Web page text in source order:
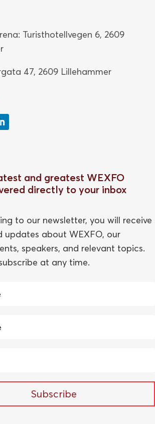
Turisthotellvegen 6, 2609
47, 2609 Lillehammer
and greatest WEXFO
directly to your inbox
to our newsletter, you will receive
updates about WEXFO, our
speakers, and relevant topics.
at any time.
Subscribe